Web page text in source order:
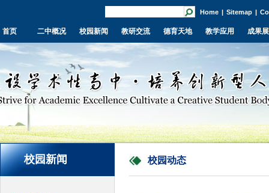
Home | Sitemap |
首页 二中概况 校园新闻 教研交流 德育天地 教学应用 成果
校园新闻 校园动态